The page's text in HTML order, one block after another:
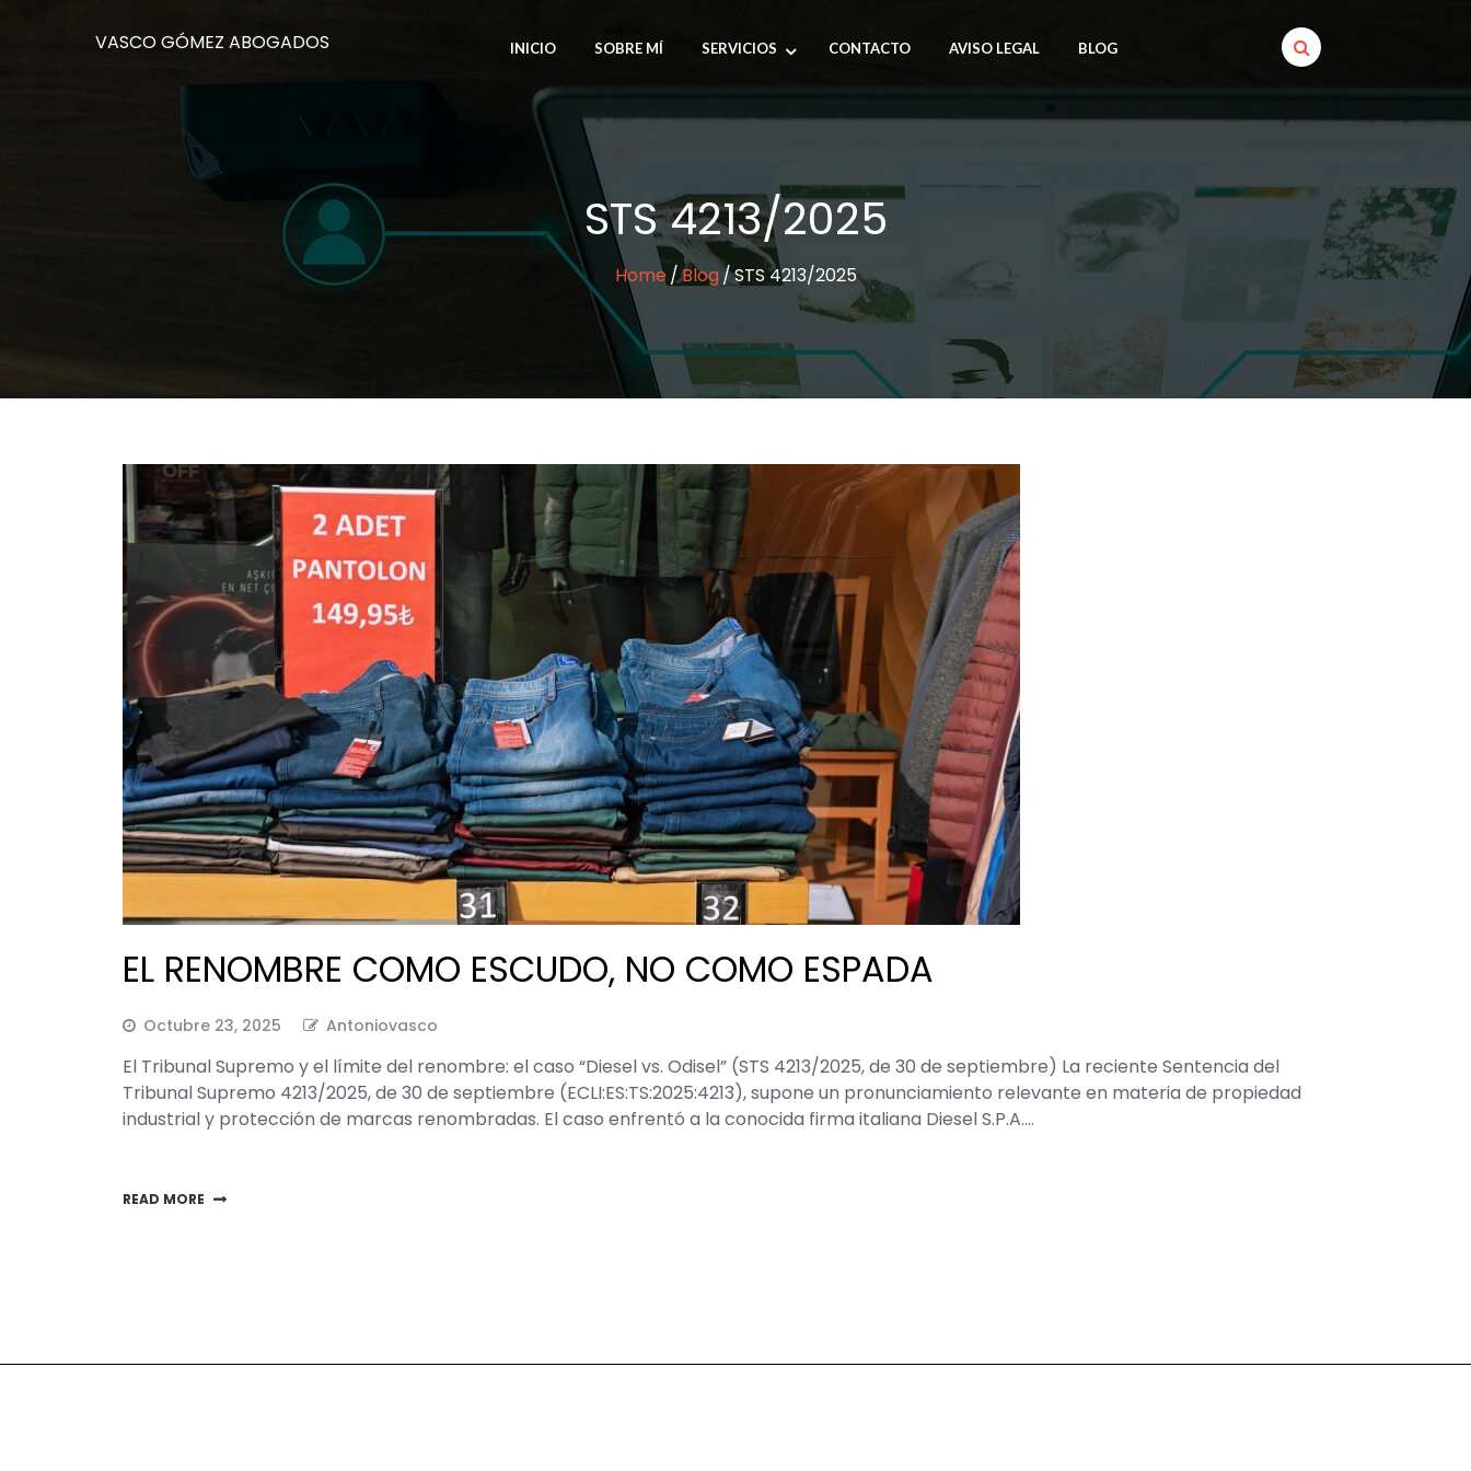
VASCO GÓMEZ ABOGADOS INICIO SOBRE MÍ SERVICIOS CONTACTO AVISO LEGAL BLOG
STS 4213/2025
Home Blog STS 4213/2025
EL RENOMBRE COMO ESCUDO, NO COMO ESPADA
Octubre 23, 2025 Antoniovasco
El Tribunal Supremo y el límite del renombre: el caso “Diesel vs. Odisel” (STS 4213/2025, de 30 de septiembre) La reciente Sentencia del
Tribunal Supremo 4213/2025, de 30 de septiembre (ECLI:ES:TS:2025:4213), supone un pronunciamiento relevante en materia de propiedad
industrial y protección de marcas renombradas. El caso enfrentó a la conocida firma italiana Diesel S.P.A….
READ MORE